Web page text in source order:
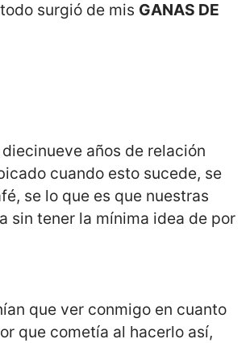
surgió de mis GANAS DE
años de relación
cuando esto sucede, se
se lo que es que nuestras
sin tener la mínima idea de por
que ver conmigo en cuanto
que cometía al hacerlo así,